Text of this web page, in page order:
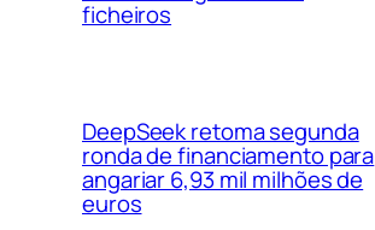
ficheiros
DeepSeek retoma segunda
ronda de financiamento para
angariar 6,93 mil milhões de
euros